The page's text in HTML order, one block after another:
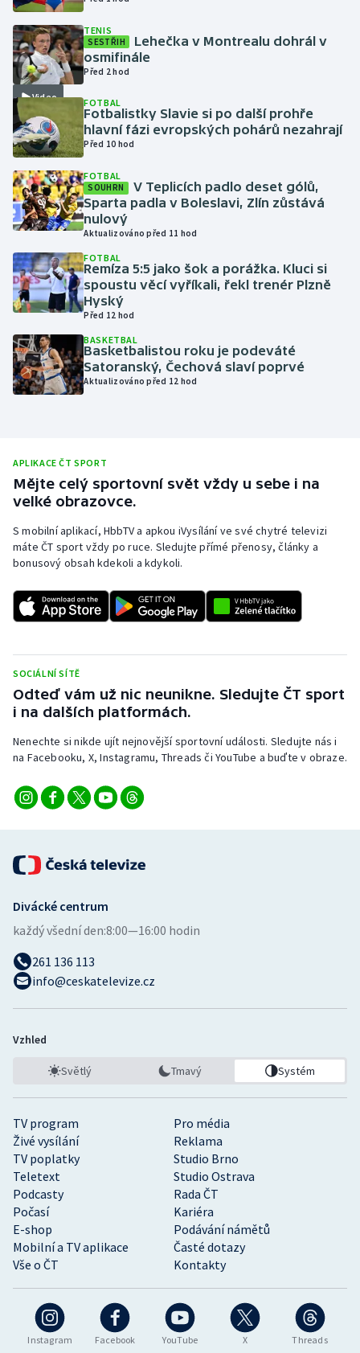
Jezdectví
Judo
Krasobruslení
Lezení
Lyže a snowboard
Moderní pětiboj
Motorsport
Olympijské hry
Parasport
Plavání
Rychlobruslení
Rychlostní kanoistika
Short track
Sportovní střelba
Veslování
Vodní slalom
Volejbal
Video
TENIS
SESTŘIH
Lehečka v Montrealu dohrál v
osmifinále
Před 2 hod
FOTBAL
Fotbalistky Slavie si po další prohře
hlavní fázi evropských pohárů nezahrají
Před 10 hod
FOTBAL
SOUHRN
V Teplicích padlo deset gólů,
Sparta padla v Boleslavi, Zlín zůstává
nulový
Aktualizováno před 11 hod
FOTBAL
Remíza 5:5 jako šok a porážka. Kluci si
spoustu věcí vyříkali, řekl trenér Plzně
Hyský
Před 12 hod
BASKETBAL
Basketbalistou roku je podeváté
Satoranský, Čechová slaví poprvé
Aktualizováno před 12 hod
APLIKACE ČT SPORT
Mějte celý sportovní svět vždy u sebe i na
velké obrazovce.
S mobilní aplikací, HbbTV a apkou iVysílání ve své chytré televizi
máte ČT sport vždy po ruce. Sledujte přímé přenosy, články a
bonusový obsah kdekoli a kdykoli.
SOCIÁLNÍ SÍTĚ
Odteď vám už nic neunikne. Sledujte ČT sport
i na dalších platformách.
Nenechte si nikde ujít nejnovější sportovní události. Sledujte nás i
na Facebooku, X, Instagramu, Threads či YouTube a buďte v obraze.
Instagram Facebook YouTube X Threads
TV program
Pro média
Živé vysílání
Reklama
TV poplatky
Studio Brno
Teletext
Studio Ostrava
Podcasty
Rada ČT
Počasí
Kariéra
E-shop
Podávání námětů
Mobilní a TV aplikace
Časté dotazy
Vše o ČT
Kontakty
Divácké centrum
každý všední den:8:00—16:00 hodin
261 136 113
info@ceskatelevize.cz
Vzhled
Světlý Tmavý Systém